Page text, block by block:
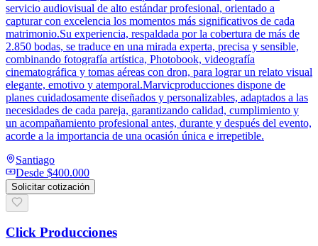
servicio audiovisual de alto estándar profesional, orientado a
capturar con excelencia los momentos más significativos de cada
matrimonio.Su experiencia, respaldada por la cobertura de más de
2.850 bodas, se traduce en una mirada experta, precisa y sensible,
combinando fotografía artística, Photobook, videografía
cinematográfica y tomas aéreas con dron, para lograr un relato visual
elegante, emotivo y atemporal.Marvicproducciones dispone de
planes cuidadosamente diseñados y personalizables, adaptados a las
necesidades de cada pareja, garantizando calidad, cumplimiento y
un acompañamiento profesional antes, durante y después del evento,
acorde a la importancia de una ocasión única e irrepetible.
Santiago
Desde $400.000
Solicitar cotización
Click Producciones